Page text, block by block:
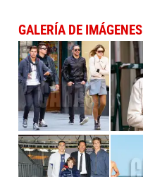
GALERÍA DE IMÁGENES